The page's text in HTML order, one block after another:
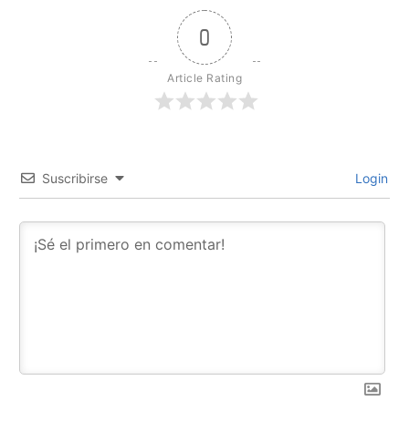
0
Article Rating
Suscribirse Login